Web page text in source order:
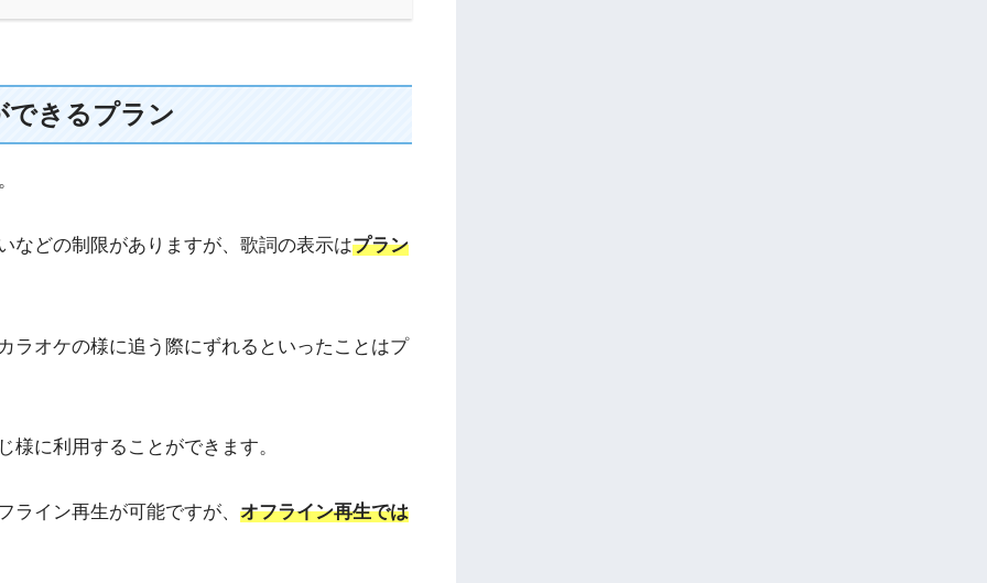
できるプラン
などの制限がありますが、歌詞の表示はプラン
ラオケの様に追う際にずれるといったことはプ
に利用することができます。
ライン再生が可能ですが、 オフライン再生では